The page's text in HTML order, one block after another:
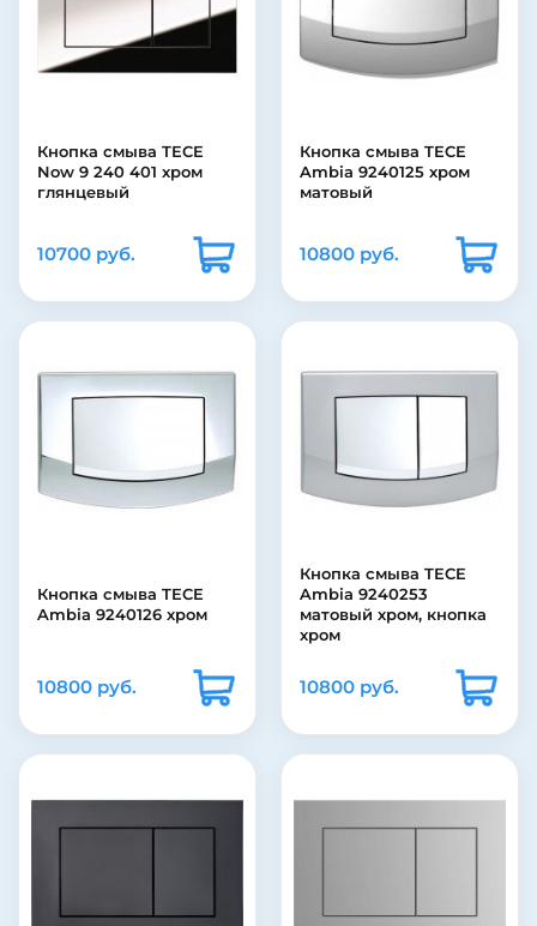
Кнопка смыва TECE
Now 9 240 401 хром
глянцевый
10700 руб.
Кнопка смыва TECE
Ambia 9240125 хром
матовый
10800 руб.
Кнопка смыва TECE
Ambia 9240126 хром
10800 руб.
Кнопка смыва TECE
Ambia 9240253
матовый хром, кнопка
хром
10800 руб.